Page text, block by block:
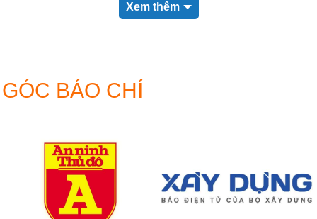
Xem thêm
GÓC BÁO CHÍ